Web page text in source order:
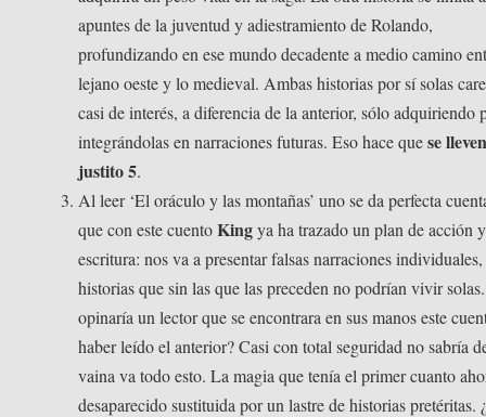
apuntes de la juventud y adiestramiento de Rolando,
profundizando en ese mundo decadente a medio camino
lejano oeste y lo medieval. Ambas historias por sí solas
casi de interés, a diferencia de la anterior, sólo adquiriendo
integrándolas en narraciones futuras. Eso hace quese
justito 5.
Al leer ‘El oráculo y las montañas’ uno se da perfecta
que con este cuentoKingya ha trazado un plan de acción
escritura: nos va a presentar falsas narraciones individuales,
historias que sin las que las preceden no podrían vivir
opinaría un lector que se encontrara en sus manos este
haber leído el anterior? Casi con total seguridad no sabría
vaina va todo esto. La magia que tenía el primer cuanto
desaparecido sustituida por un lastre de historias pretéritas.